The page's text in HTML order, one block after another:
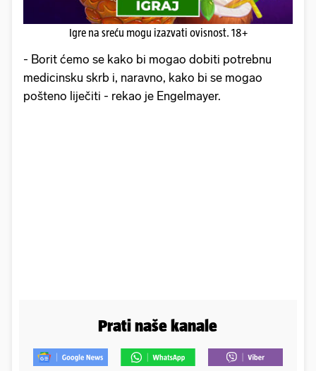
Igre na sreću mogu izazvati ovisnost. 18+
- Borit ćemo se kako bi mogao dobiti potrebnu
medicinsku skrb i, naravno, kako bi se mogao
pošteno liječiti - rekao je Engelmayer.
Prati naše kanale